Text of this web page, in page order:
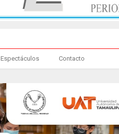
Espectáculos Contacto